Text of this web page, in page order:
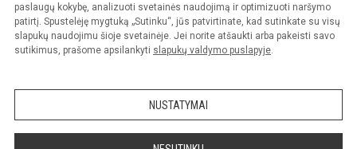
paslaugų kokybę, analizuoti svetainės naudojimą ir optimizuoti naršymo
patirtį. Spustelėję mygtuką „Sutinku“, jūs patvirtinate, kad sutinkate su visų
slapukų naudojimu šioje svetainėje. Jei norite atšaukti arba pakeisti savo
sutikimus, prašome apsilankyti slapukų valdymo puslapyje.
NUSTATYMAI
Kopijuoti turinį be raštiško įstaigos administracijos sutikimo griežtai draudžiama.
Prieinamumo paraiška Slapukų valdymas
Sumanus būdas atnaujinti